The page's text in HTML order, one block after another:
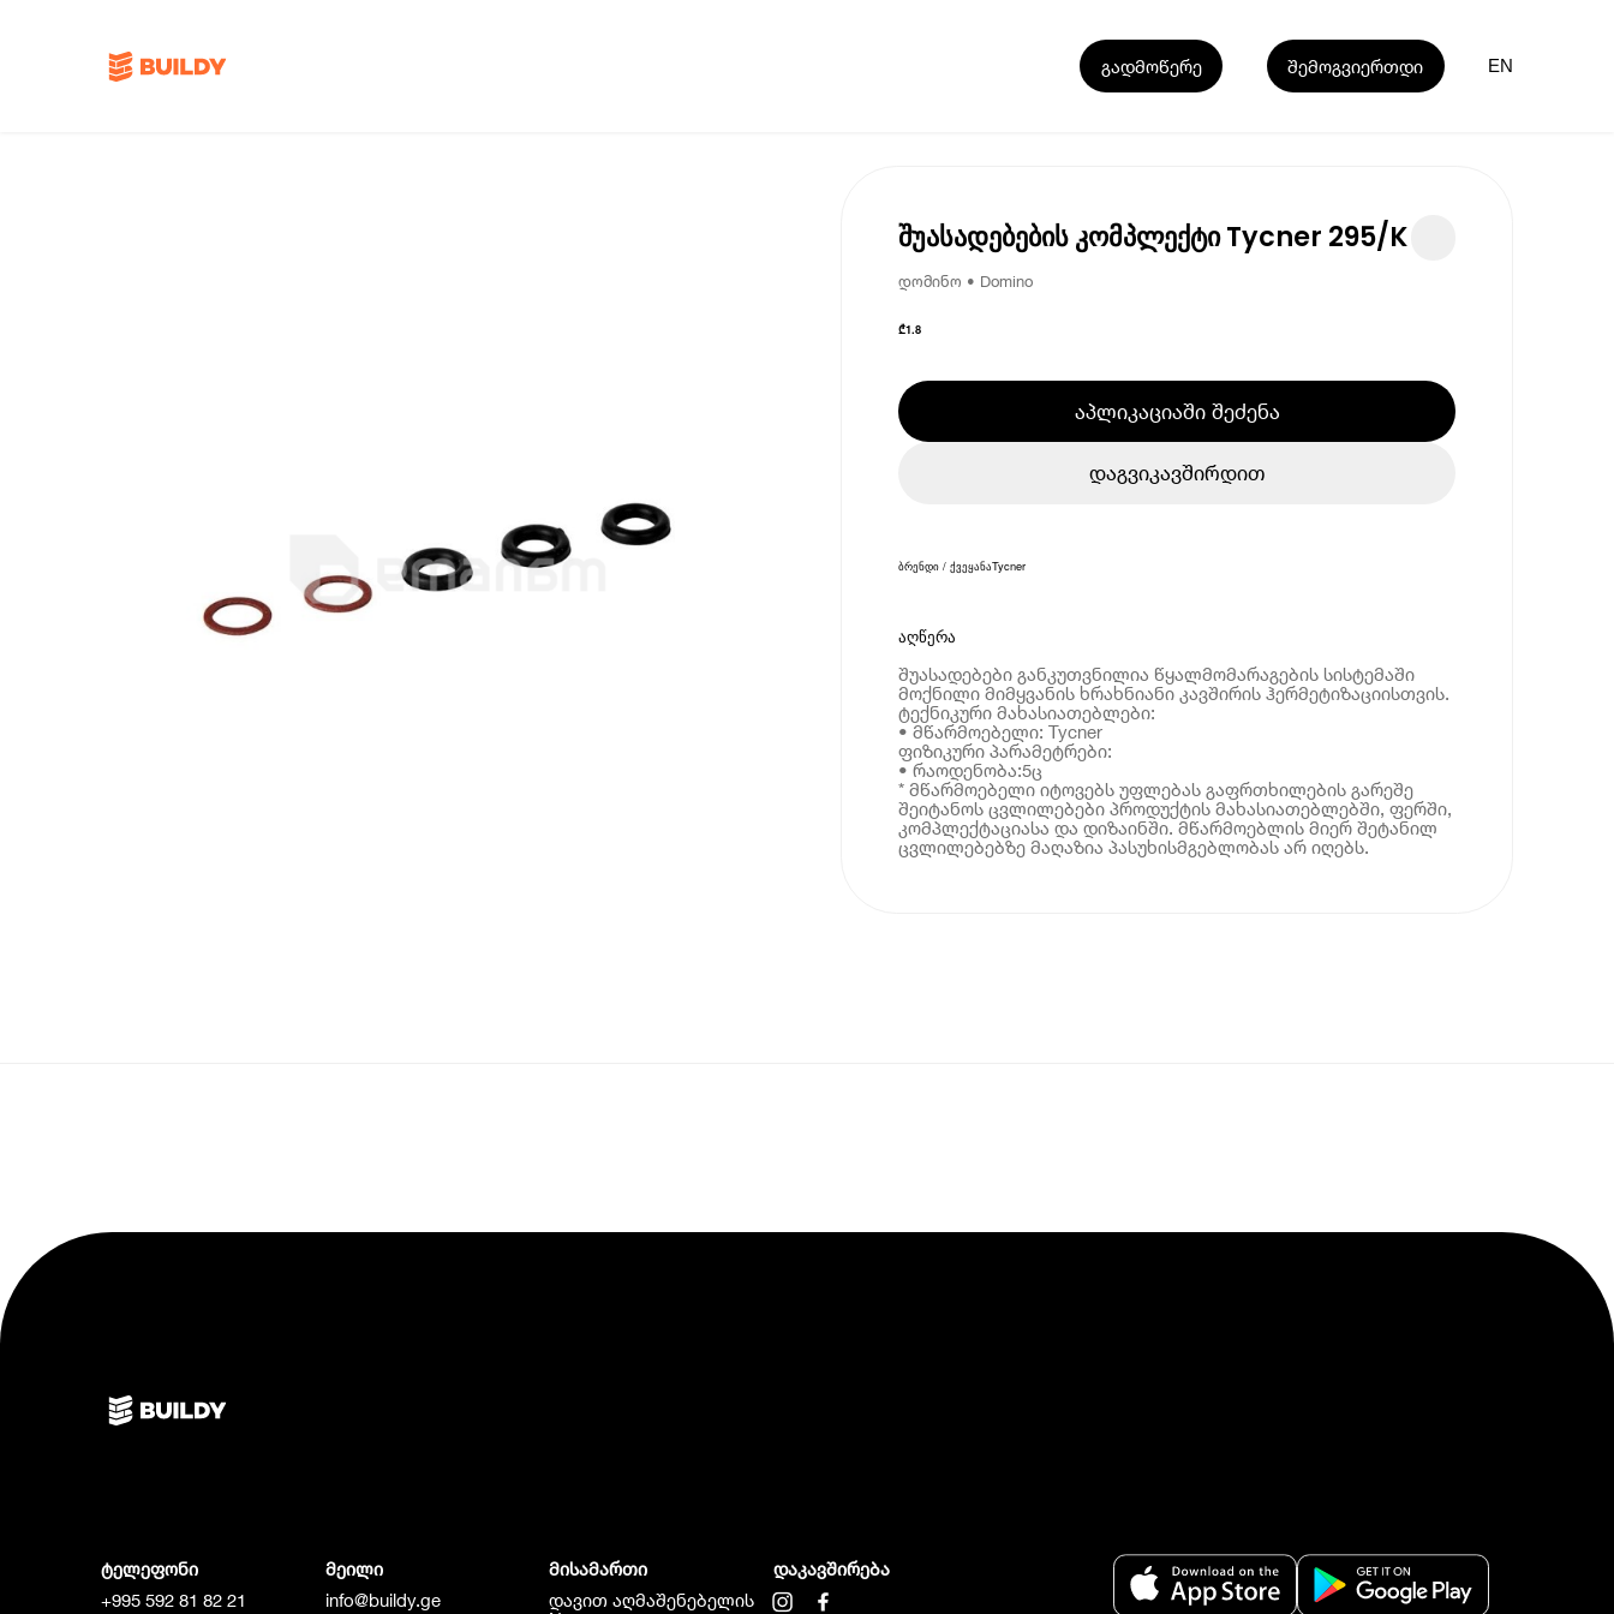
გადმოწერე შემოგვიერთდი EN
შუასადებების კომპლექტი Tycner 295/K
დომინო • Domino
₾1.8
აპლიკაციაში შეძენა
დაგვიკავშირდით
ბრენდი / ქვეყანაTycner
აღწერა
შუასადებები განკუთვნილია წყალმომარაგების სისტემაში
მოქნილი მიმყვანის ხრახნიანი კავშირის ჰერმეტიზაციისთვის.
ტექნიკური მახასიათებლები:
• მწარმოებელი: Tycner
ფიზიკური პარამეტრები:
• რაოდენობა:5ც
* მწარმოებელი იტოვებს უფლებას გაფრთხილების გარეშე
შეიტანოს ცვლილებები პროდუქტის მახასიათებლებში, ფერში,
კომპლექტაციასა და დიზაინში. მწარმოებლის მიერ შეტანილ
ცვლილებებზე მაღაზია პასუხისმგებლობას არ იღებს.
ტელეფონი
+995 592 81 82 21
მეილი
info@buildy.ge
მისამართი
დავით აღმაშენებელის
დაკავშირება